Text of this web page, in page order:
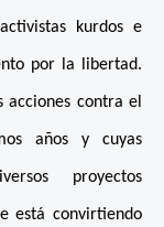
kurdos e
por la libertad.
acciones contra el
años y cuyas
proyectos
está convirtiendo